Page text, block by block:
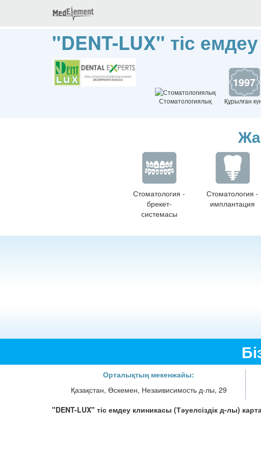
"DENT-LUX" тіс
Стоматологиялық
1997
Құрылған
Стоматология -
брекет-
системасы
Стоматология -
имплантация
Орталықтың мекенжайы:
Қазақстан, Өскемен, Незаивисимость д-лы, 29
"DENT-LUX" тіс емдеу клиникасы (Тәуелсіздік д-лы)